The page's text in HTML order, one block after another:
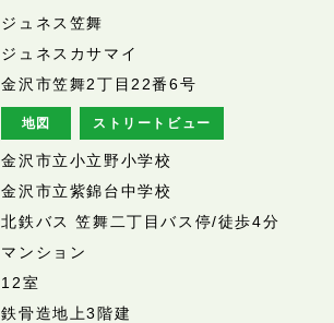
ジュネス笠舞
ジュネスカサマイ
金沢市笠舞2丁目22番6号
地図 ストリートビュー
金沢市立小立野小学校
金沢市立紫錦台中学校
北鉄バス 笠舞二丁目バス停/徒歩4分
マンション
12室
鉄骨造地上3階建